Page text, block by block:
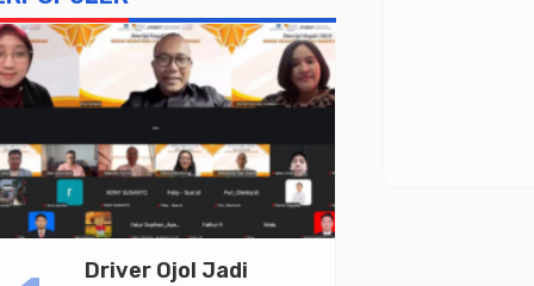
Driver Ojol Jadi